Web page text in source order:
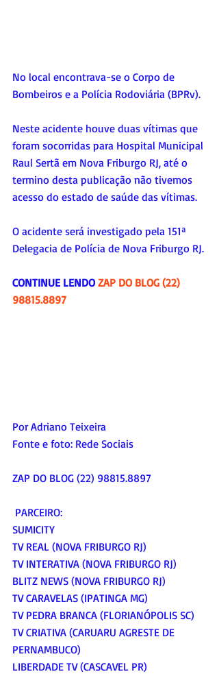
No local encontrava-se o Corpo de
Bombeiros e a Polícia Rodoviária (BPRv).
Neste acidente houve duas vítimas que
foram socorridas para Hospital Municipal
Raul Sertã em Nova Friburgo RJ, até o
termino desta publicação não tivemos
acesso do estado de saúde das vítimas.
O acidente será investigado pela 151ª
Delegacia de Polícia de Nova Friburgo RJ.
CONTINUE LENDO ZAP DO BLOG (22)
98815.8897
Por Adriano Teixeira
Fonte e foto: Rede Sociais
ZAP DO BLOG (22) 98815.8897
PARCEIRO:
SUMICITY
TV REAL (NOVA FRIBURGO RJ)
TV INTERATIVA (NOVA FRIBURGO RJ)
BLITZ NEWS (NOVA FRIBURGO RJ)
TV CARAVELAS (IPATINGA MG)
TV PEDRA BRANCA (FLORIANÓPOLIS SC)
TV CRIATIVA (CARUARU AGRESTE DE
PERNAMBUCO)
LIBERDADE TV (CASCAVEL PR)